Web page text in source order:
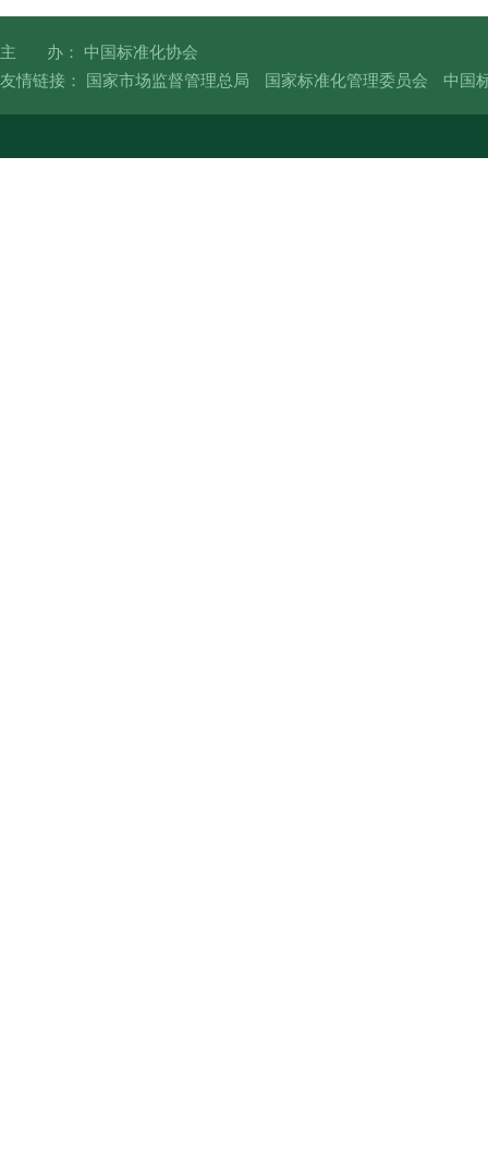
主 办： 中国标准化协会
友情链接：
国家市场监督管理总局 国家标准化管理委员会 中国